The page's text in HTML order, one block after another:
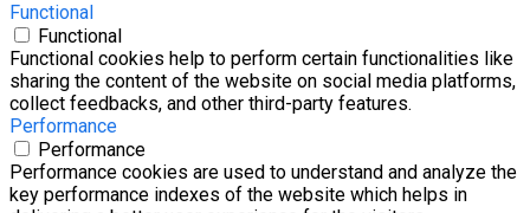
Functional
Functional
Functional cookies help to perform certain functionalities like
sharing the content of the website on social media platforms,
collect feedbacks, and other third-party features.
Performance
Performance
Performance cookies are used to understand and analyze the
key performance indexes of the website which helps in